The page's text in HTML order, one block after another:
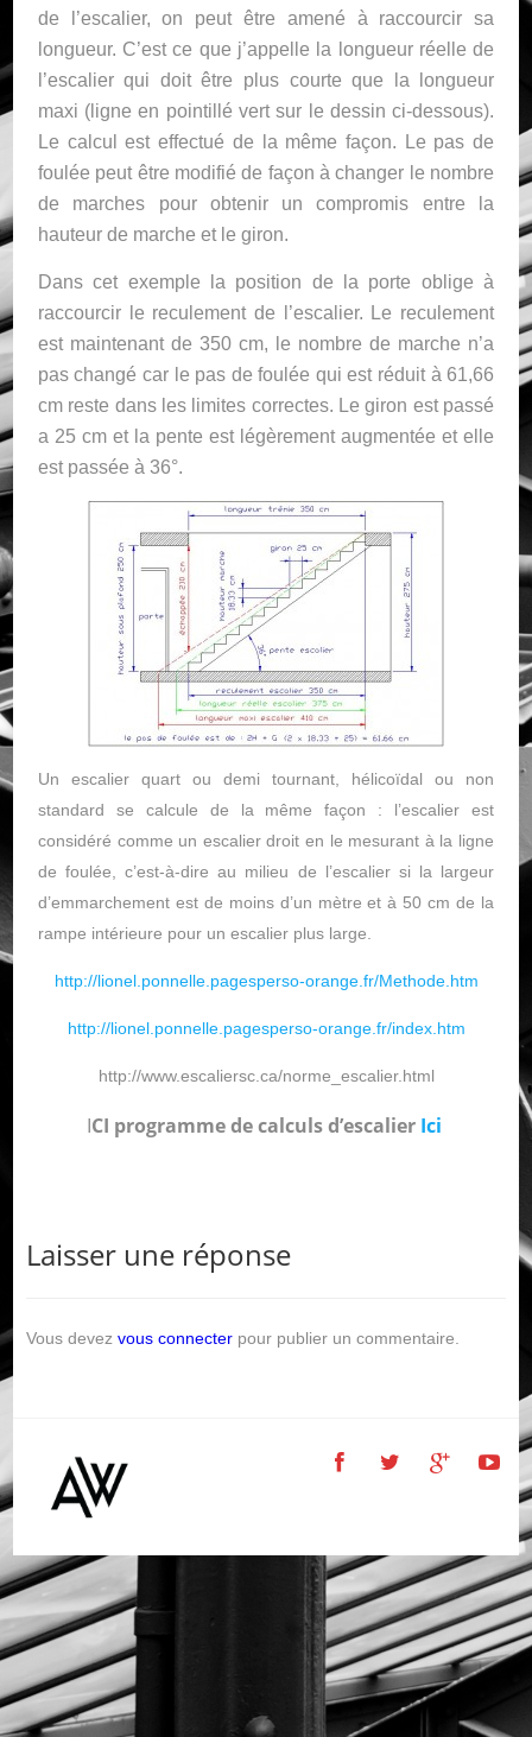
de l’escalier, on peut être amené à raccourcir sa
longueur. C’est ce que j’appelle la longueur réelle de
l’escalier qui doit être plus courte que la longueur
maxi (ligne en pointillé vert sur le dessin ci-dessous).
Le calcul est effectué de la même façon. Le pas de
foulée peut être modifié de façon à changer le nombre
de marches pour obtenir un compromis entre la
hauteur de marche et le giron.
Dans cet exemple la position de la porte oblige à
raccourcir le reculement de l’escalier. Le reculement
est maintenant de 350 cm, le nombre de marche n’a
pas changé car le pas de foulée qui est réduit à 61,66
cm reste dans les limites correctes. Le giron est passé
a 25 cm et la pente est légèrement augmentée et elle
est passée à 36°.
Un escalier quart ou demi tournant, hélicoïdal ou non
standard se calcule de la même façon : l’escalier est
considéré comme un escalier droit en le mesurant à la ligne
de foulée, c’est-à-dire au milieu de l’escalier si la largeur
d’emmarchement est de moins d’un mètre et à 50 cm de la
rampe intérieure pour un escalier plus large.
http://lionel.ponnelle.pagesperso-orange.fr/Methode.htm
http://lionel.ponnelle.pagesperso-orange.fr/index.htm
http://www.escaliersc.ca/norme_escalier.html
ICI programme de calculs d’escalier Ici
Laisser une réponse
Vous devez vous connecterpour publier un commentaire.